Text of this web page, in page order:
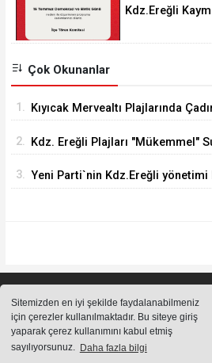
Sitemizden en iyi şekilde faydalanabilmeniz
için çerezler kullanılmaktadır. Bu siteye giriş
yaparak çerez kullanımını kabul etmiş
sayılıyorsunuz. Daha fazla bilgi
Kdz.Ereğli
Çok Okunanlar
1. Kıyıcak Mervealtı Plajlarında
2. Kdz. Ereğli Plajları "Mükemmel"
3. Yeni Parti`nin Kdz.Ereğli
Sitemizde bulunan içeriklerin tüm hakları
kullanılamaz.